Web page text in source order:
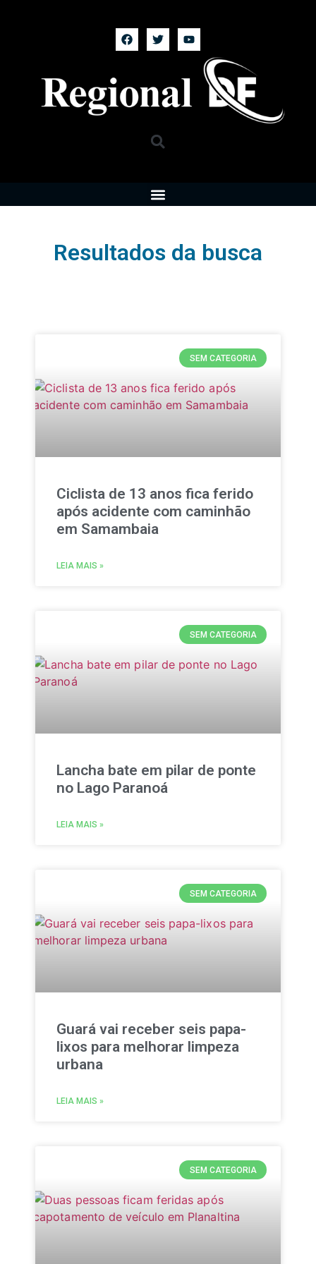
Resultados da busca
SEM CATEGORIA
Ciclista de 13 anos fica ferido
após acidente com caminhão
em Samambaia
LEIA MAIS »
SEM CATEGORIA
Lancha bate em pilar de ponte
no Lago Paranoá
LEIA MAIS »
SEM CATEGORIA
Guará vai receber seis papa-
lixos para melhorar limpeza
urbana
LEIA MAIS »
SEM CATEGORIA